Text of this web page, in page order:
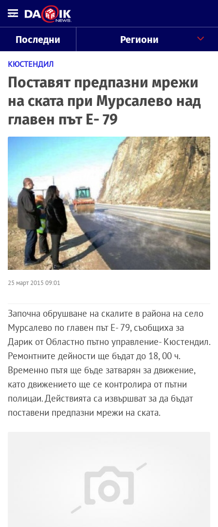
Последни Региони
КЮСТЕНДИЛ
Поставят предпазни мрежи
на ската при Мурсалево над
главен път Е- 79
25 март 2015 09:01
Започна обрушване на скалите в района на село
Мурсалево по главен път Е- 79, съобщиха за
Дарик от Областно пътно управление- Кюстендил.
Ремонтните дейности ще бъдат до 18, 00 ч.
Временно пътя ще бъде затварян за движение,
като движението ще се контролира от пътни
полицаи. Действията са извършват за да бъдат
поставени предпазни мрежи на ската.